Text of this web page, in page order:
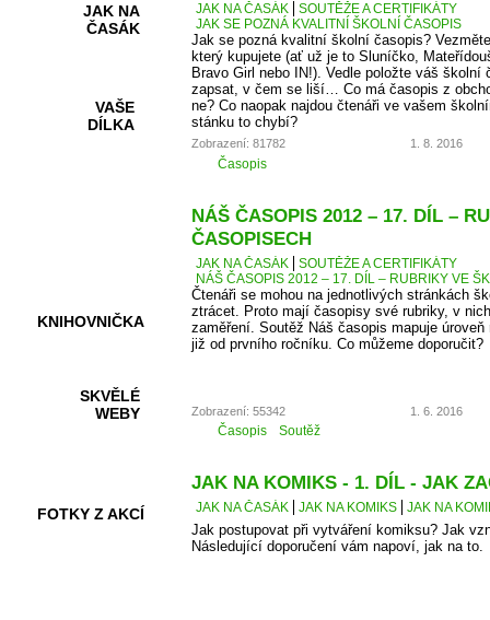
JAK NA
ČASÁK
VAŠE
DÍLKA
KNIHOVNIČKA
SKVĚLÉ
WEBY
FOTKY Z AKCÍ
JAK NA ČASÁK
SOUTĚŽE A CERTIFIKÁTY
JAK SE POZNÁ KVALITNÍ ŠKOLNÍ ČASOPIS
Jak se pozná kvalitní školní časopis?
který kupujete (ať už je to Sluníčko,
Bravo Girl nebo IN!). Vedle položte váš
zapsat, v čem se liší… Co má časopis z
ne? Co naopak najdou čtenáři ve vašem
stánku to chybí?
Zobrazení: 81782 1. 8. 2016
Časopis
NÁŠ ČASOPIS 2012 – 17. DÍL –
ČASOPISECH
JAK NA ČASÁK
SOUTĚŽE A CERTIFIKÁTY
NÁŠ ČASOPIS 2012 – 17. DÍL – RUBRIKY VE
Čtenáři se mohou na jednotlivých stránkách
ztrácet. Proto mají časopisy své rubriky, v
zaměření. Soutěž Náš časopis mapuje
již od prvního ročníku. Co můžeme doporučit?
Zobrazení: 55342 1. 6. 2016
Časopis Soutěž
JAK NA KOMIKS - 1. DÍL - JAK
JAK NA ČASÁK JAK NA KOMIKS JAK NA
Jak postupovat při vytváření komiksu? Jak
Následující doporučení vám napoví, jak na to.